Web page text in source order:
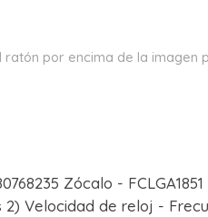
ratón por encima de la imagen
Zócalo -
2) Velocidad de reloj -